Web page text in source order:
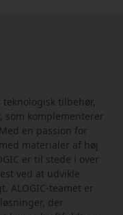
tilbehør,
som komplementerer
en passion for
materialer af høj
er til stede i over
ved at udvikle
ALOGIC-teamet er
der